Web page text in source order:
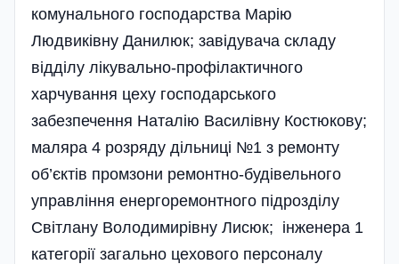
комунального господарства Марію
Людвиківну Данилюк; завідувача складу
відділу лікувально-профілактичного
харчування цеху господарського
забезпечення Наталію Василівну Костюкову;
маляра 4 розряду дільниці №1 з ремонту
об’єктів промзони ремонтно-будівельного
управління енергоремонтного підрозділу
Світлану Володимирівну Лисюк; інженера 1
категорії загально цехового персоналу